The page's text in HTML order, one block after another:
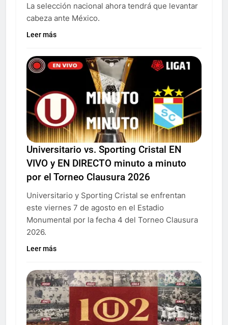
La selección nacional ahora tendrá que levantar
cabeza ante México.
Leer más
Universitario vs. Sporting Cristal EN
VIVO y EN DIRECTO minuto a minuto
por el Torneo Clausura 2026
Universitario y Sporting Cristal se enfrentan
este viernes 7 de agosto en el Estadio
Monumental por la fecha 4 del Torneo Clausura
2026.
Leer más